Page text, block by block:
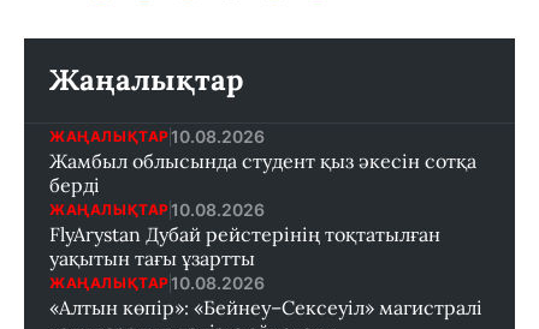
Жаңалықтар
ЖАҢАЛЫҚТАР10.08.2026
Жамбыл облысында студент қыз әкесін сотқа
берді
ЖАҢАЛЫҚТАР10.08.2026
FlyArystan Дубай рейстерінің тоқтатылған
уақытын тағы ұзартты
ЖАҢАЛЫҚТАР10.08.2026
«Алтын көпір»: «Бейнеу–Сексеуіл» магистралі